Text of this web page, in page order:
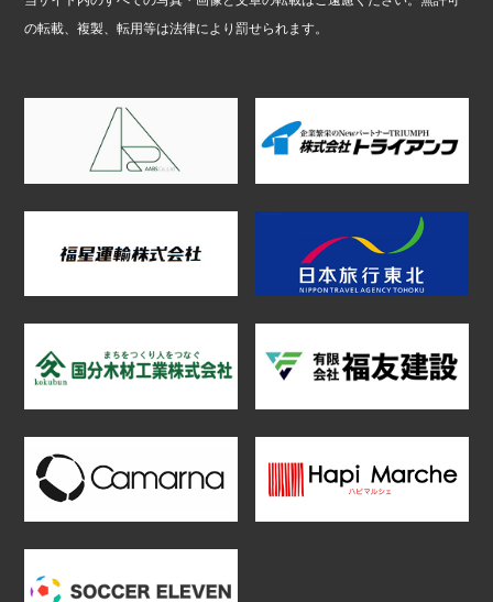
の転載、複製、転用等は法律により罰せられます。